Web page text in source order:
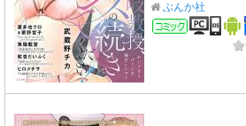
ぶんか社
コミック